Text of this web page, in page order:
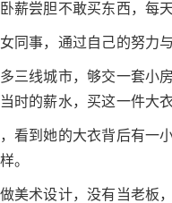
薪尝胆不敢买东西，每
同事，通过自己的努力
三线城市，够交一套小
时的薪水，买这一件大
看到她的大衣背后有一
。
美术设计，没有当老板